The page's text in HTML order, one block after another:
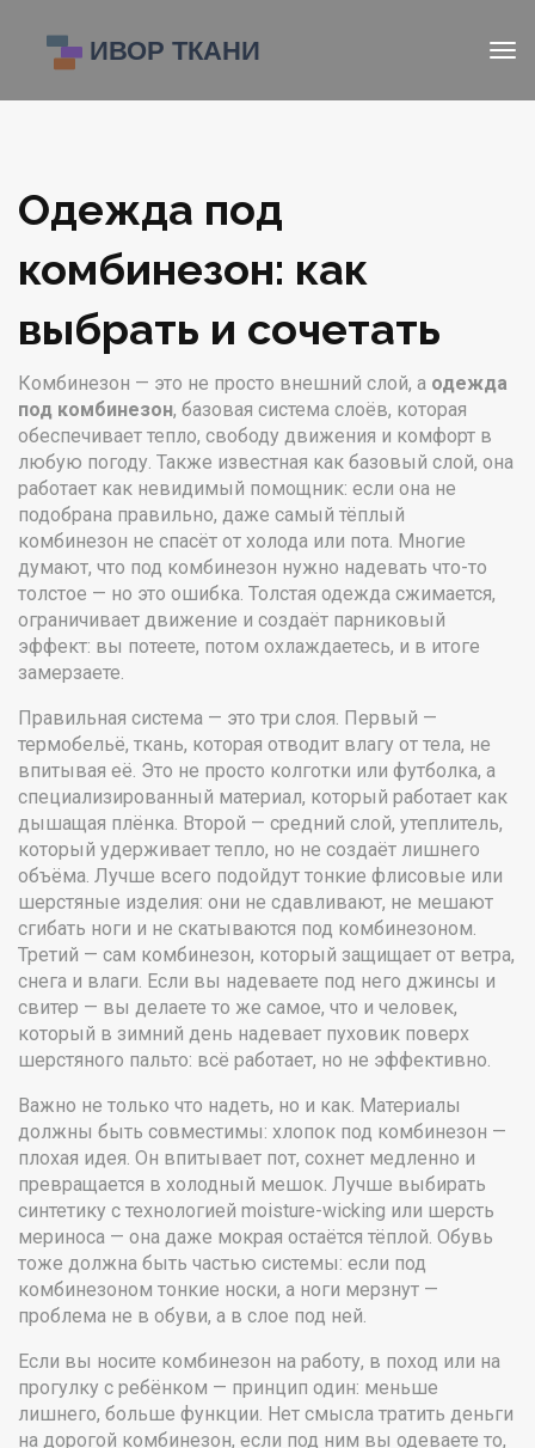
Одежда под
комбинезон: как
выбрать и сочетать
Комбинезон — это не просто внешний слой, а одежда
под комбинезон, базовая система слоёв, которая
обеспечивает тепло, свободу движения и комфорт в
любую погоду. Также известная как базовый слой, она
работает как невидимый помощник: если она не
подобрана правильно, даже самый тёплый
комбинезон не спасёт от холода или пота. Многие
думают, что под комбинезон нужно надевать что-то
толстое — но это ошибка. Толстая одежда сжимается,
ограничивает движение и создаёт парниковый
эффект: вы потеете, потом охлаждаетесь, и в итоге
замерзаете.
Правильная система — это три слоя. Первый —
термобельё, ткань, которая отводит влагу от тела, не
впитывая её. Это не просто колготки или футболка, а
специализированный материал, который работает как
дышащая плёнка. Второй — средний слой, утеплитель,
который удерживает тепло, но не создаёт лишнего
объёма. Лучше всего подойдут тонкие флисовые или
шерстяные изделия: они не сдавливают, не мешают
сгибать ноги и не скатываются под комбинезоном.
Третий — сам комбинезон, который защищает от ветра,
снега и влаги. Если вы надеваете под него джинсы и
свитер — вы делаете то же самое, что и человек,
который в зимний день надевает пуховик поверх
шерстяного пальто: всё работает, но не эффективно.
Важно не только что надеть, но и как. Материалы
должны быть совместимы: хлопок под комбинезон —
плохая идея. Он впитывает пот, сохнет медленно и
превращается в холодный мешок. Лучше выбирать
синтетику с технологией moisture-wicking или шерсть
мериноса — она даже мокрая остаётся тёплой. Обувь
тоже должна быть частью системы: если под
комбинезоном тонкие носки, а ноги мерзнут —
проблема не в обуви, а в слое под ней.
Если вы носите комбинезон на работу, в поход или на
прогулку с ребёнком — принцип один: меньше
лишнего, больше функции. Нет смысла тратить деньги
на дорогой комбинезон, если под ним вы одеваете то,